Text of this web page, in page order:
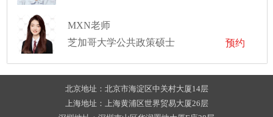
MXN老师
芝加哥大学公共政策硕士
预约
北京地址：北京市海淀区中关村大厦14层
上海地址：上海黄浦区世界贸易大厦26层